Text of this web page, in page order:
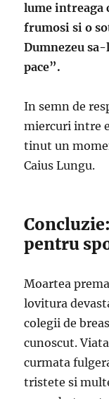
lume intreaga
frumosi si o
Dumnezeu
pace”.
In semn de
miercuri intre
tinut un
Caius Lungu.
pentru
Moartea
lovitura
colegii de
cunoscut.
curmata
tristete si